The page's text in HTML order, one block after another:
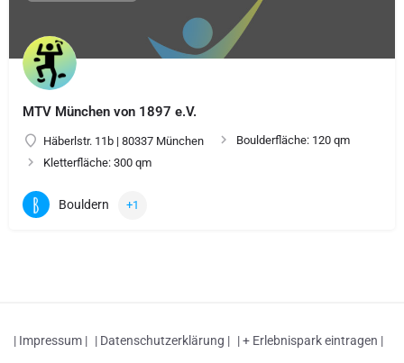
MTV München von 1897 e.V.
Häberlstr. 11b | 80337 München
Boulderfläche: 120 qm
Kletterfläche: 300 qm
Bouldern +1
| Impressum | | Datenschutzerklärung | | + Erlebnispark eintragen |